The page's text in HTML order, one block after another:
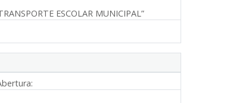
ESCOLAR MUNICIPAL”